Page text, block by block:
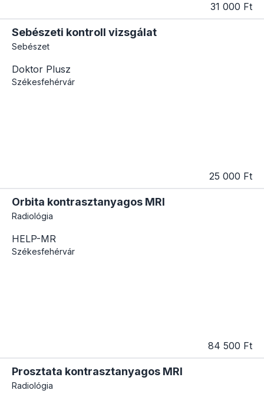
31 000 Ft
Sebészeti kontroll vizsgálat
Sebészet
Doktor Plusz
Székesfehérvár
25 000 Ft
Orbita kontrasztanyagos MRI
Radiológia
HELP-MR
Székesfehérvár
84 500 Ft
Prosztata kontrasztanyagos MRI
Radiológia